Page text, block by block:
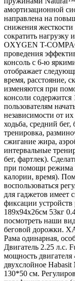
амортизационной
направлена на
снижения
сократить нагрузку
OXYGEN T-
проведения
консоль с 6-ю
отображает
время, расстояние,
изменяются при
консоли
пользователям
независимости от
ходьба, средний
тренировка,
сжигание жира,
интервальные
бег, фартлек).
при помощи режима
калории, время).
воспользоваться
для гаджетов имеет
фиксации
189х94х26см 53кг
посмотреть наши
беговой дорожки.
Рама одинарная,
Двигатель 2.25 л.с.
мощность
двухслойное
130*50 см.